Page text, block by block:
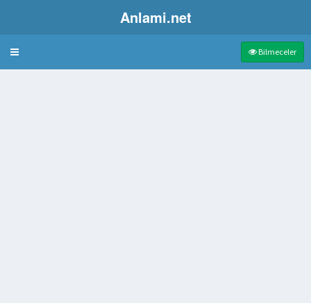
Anlami.net
Bulmaca Bilmeceler